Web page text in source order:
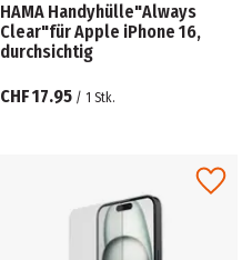
HAMA Handyhülle"Always
Clear"für Apple iPhone 16,
durchsichtig
CHF 17.95 / 1 Stk.